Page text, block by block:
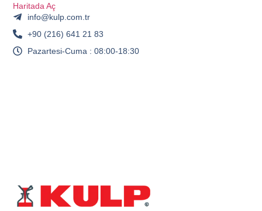
Haritada Aç
info@kulp.com.tr
+90 (216) 641 21 83
Pazartesi-Cuma : 08:00-18:30